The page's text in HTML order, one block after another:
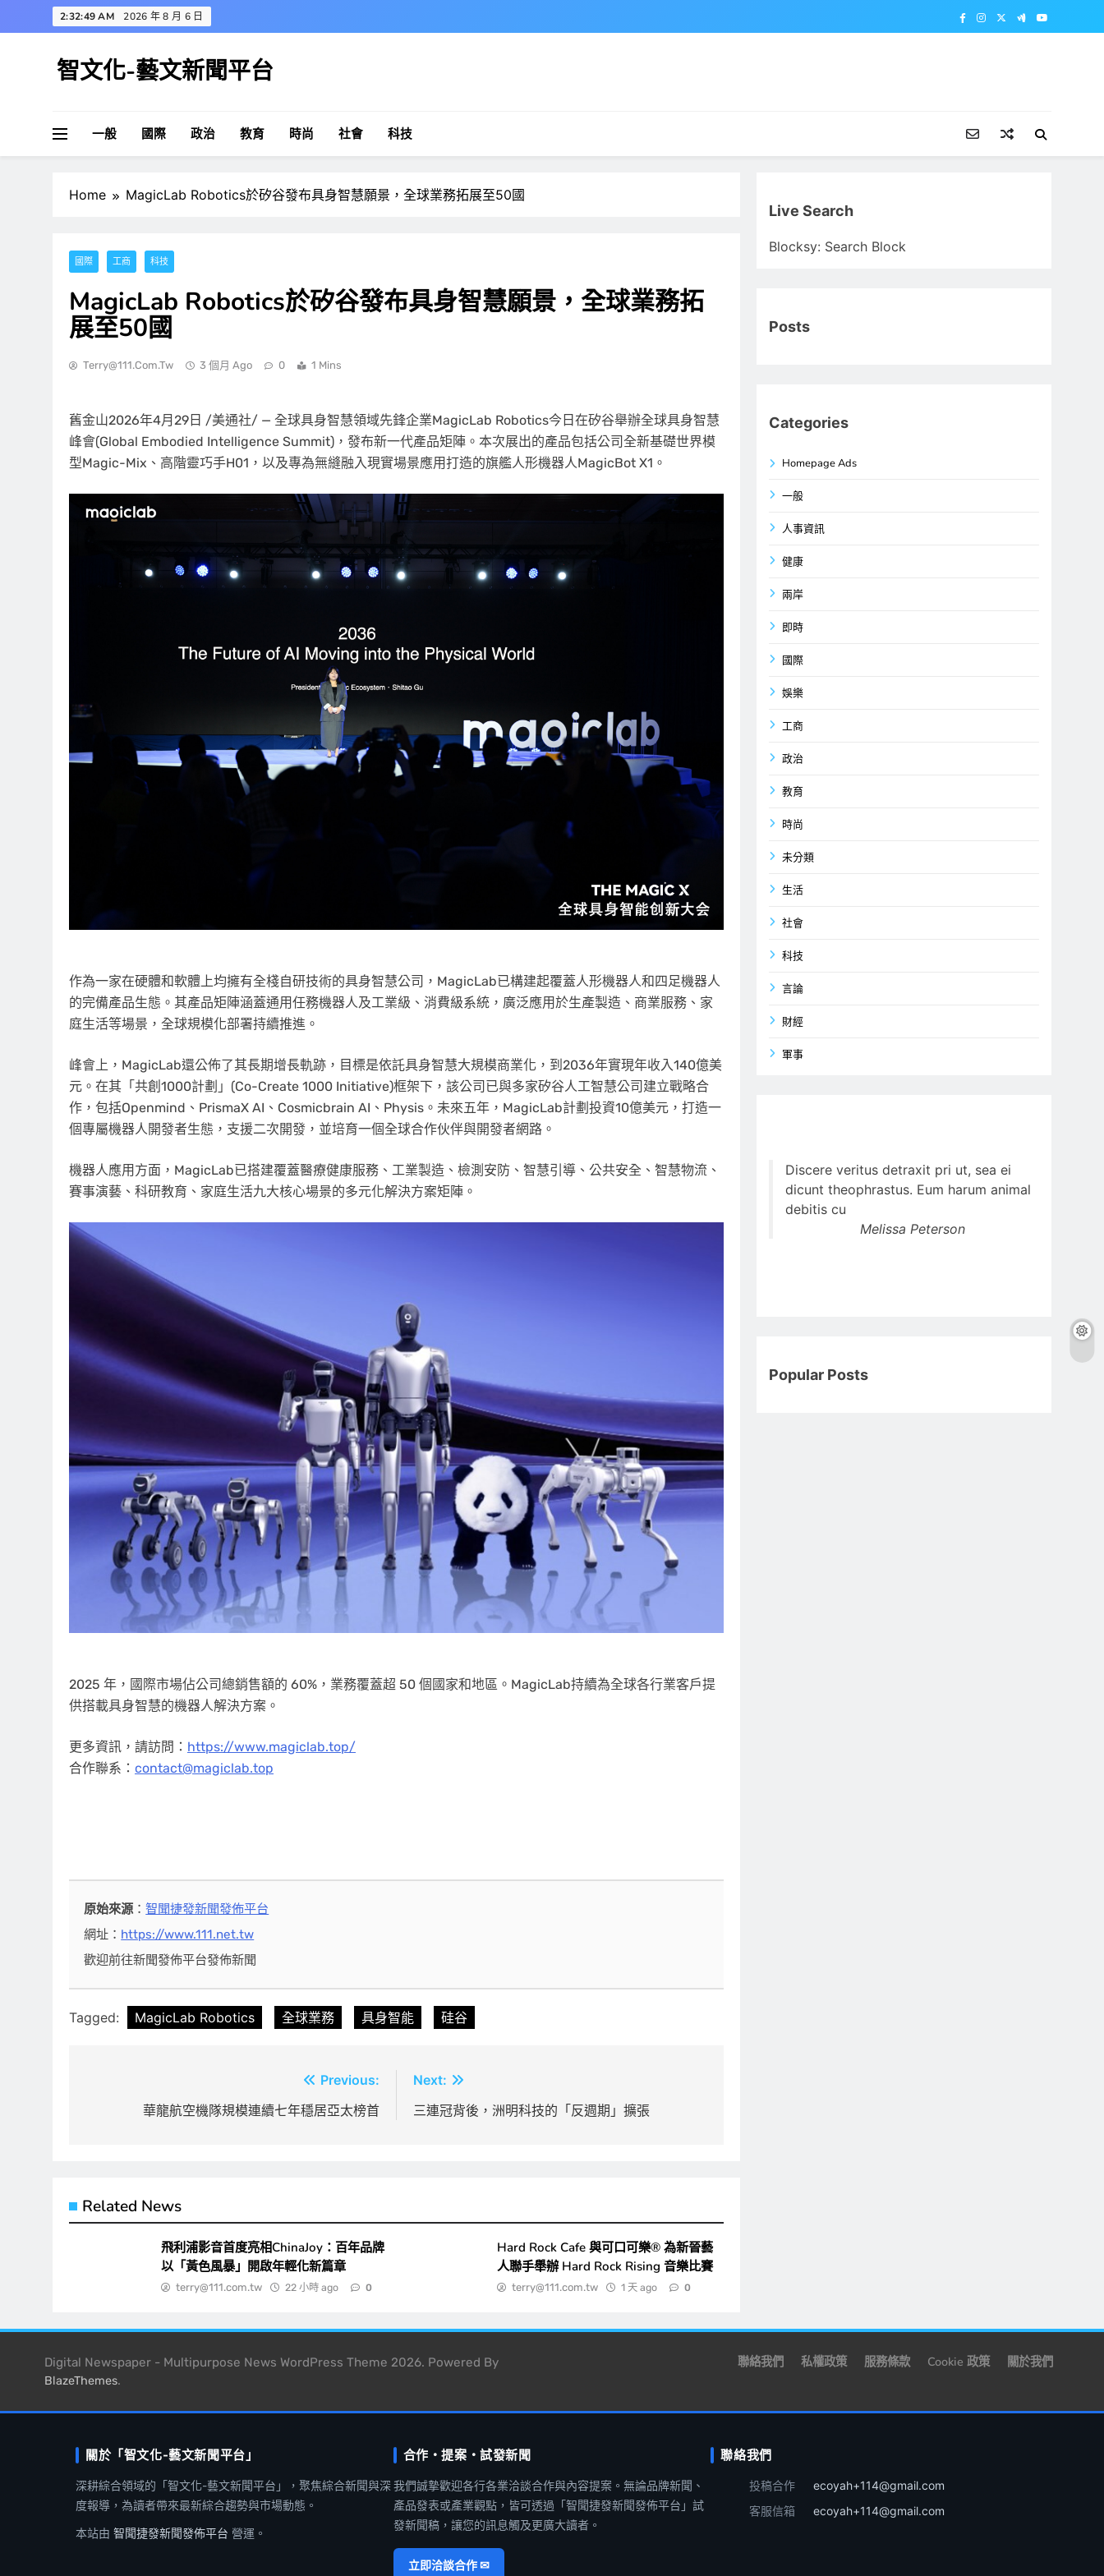
to
2:32:50 AM 2026 年 8 月 6 日
智文化-藝文新聞平台
一般 國際 政治 教育 時尚 社會 科技
Home MagicLab Robotics於矽谷發布具身智慧願景，全球業務拓展至50國
國際 工商 科技
MagicLab Robotics於矽谷發布具身智慧願景，全球業務拓
展至50國
Terry@111.com.tw 3 個月 Ago 0 1 Mins
舊金山2026年4月29日 /美通社/ — 全球具身智慧領域先鋒企業MagicLab Robotics今日在矽谷舉辦全球具身智慧
峰會(Global Embodied Intelligence Summit)，發布新一代產品矩陣。本次展出的產品包括公司全新基礎世界模
型Magic-Mix、高階靈巧手H01，以及專為無縫融入現實場景應用打造的旗艦人形機器人MagicBot X1。
作為一家在硬體和軟體上均擁有全棧自研技術的具身智慧公司，MagicLab已構建起覆蓋人形機器人和四足機器人
的完備產品生態。其產品矩陣涵蓋通用任務機器人及工業級、消費級系統，廣泛應用於生產製造、商業服務、家
庭生活等場景，全球規模化部署持續推進。
峰會上，MagicLab還公佈了其長期增長軌跡，目標是依託具身智慧大規模商業化，到2036年實現年收入140億美
元。在其「共創1000計劃」(Co-Create 1000 Initiative)框架下，該公司已與多家矽谷人工智慧公司建立戰略合
作，包括Openmind、PrismaX AI、Cosmicbrain AI、Physis。未來五年，MagicLab計劃投資10億美元，打造一
個專屬機器人開發者生態，支援二次開發，並培育一個全球合作伙伴與開發者網路。
機器人應用方面，MagicLab已搭建覆蓋醫療健康服務、工業製造、檢測安防、智慧引導、公共安全、智慧物流、
賽事演藝、科研教育、家庭生活九大核心場景的多元化解決方案矩陣。
2025 年，國際市場佔公司總銷售額的 60%，業務覆蓋超 50 個國家和地區。MagicLab持續為全球各行業客戶提
供搭載具身智慧的機器人解決方案。
更多資訊，請訪問： https://www.magiclab.top/
合作聯系： contact@magiclab.top
原始來源 ：智聞捷發新聞發佈平台
網址： https://www.111.net.tw
歡迎前往新聞發佈平台發佈新聞
Tagged: MagicLab Robotics 全球業務 具身智能 硅谷
Previous:
華龍航空機隊規模連續七年穩居亞太榜首
Next:
三連冠背後，洲明科技的「反週期」擴張
Related News
飛利浦影音首度亮相ChinaJoy：百年品牌
以「黃色風暴」開啟年輕化新篇章
terry@111.com.tw 22 小時 ago 0
Hard Rock Cafe 與可口可樂® 為新晉藝
人聯手舉辦 Hard Rock Rising 音樂比賽
terry@111.com.tw 1 天 ago 0
Live Search
Blocksy: Search Block
Posts
Categories
Homepage Ads
一般
人事資訊
健康
兩岸
即時
國際
娛樂
工商
政治
教育
時尚
未分類
生活
社會
科技
言論
財經
軍事
Discere veritus detraxit pri ut, sea ei
dicunt theophrastus. Eum harum animal
debitis cu
Melissa Peterson
Popular Posts
Digital Newspaper - Multipurpose News WordPress Theme 2026. Powered By
BlazeThemes.
聯絡我們 私權政策 服務條款 Cookie 政策 關於我們
關於「智文化-藝文新聞平台」
深耕綜合領域的「智文化-藝文新聞平台」，聚焦綜合新聞與深
度報導，為讀者帶來最新綜合趨勢與市場動態。
本站由 智聞捷發新聞發佈平台 營運。
合作・提案・試發新聞
我們誠摯歡迎各行各業洽談合作與內容提案。無論品牌新聞、
產品發表或產業觀點，皆可透過「智聞捷發新聞發佈平台」試
發新聞稿，讓您的訊息觸及更廣大讀者。
立即洽談合作 ✉
聯絡我們
投稿合作
ecoyah+114@gmail.com
客服信箱
ecoyah+114@gmail.com